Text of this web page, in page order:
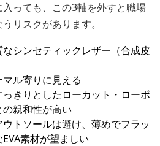
っても、この3軸を外すと職場
リスクがあります。
シンセティックレザー（合成皮
ル寄りに見える
っきりとしたローカット・ローボ
親和性が高い
トソールは避け、薄めでフラッ
素材が望ましい